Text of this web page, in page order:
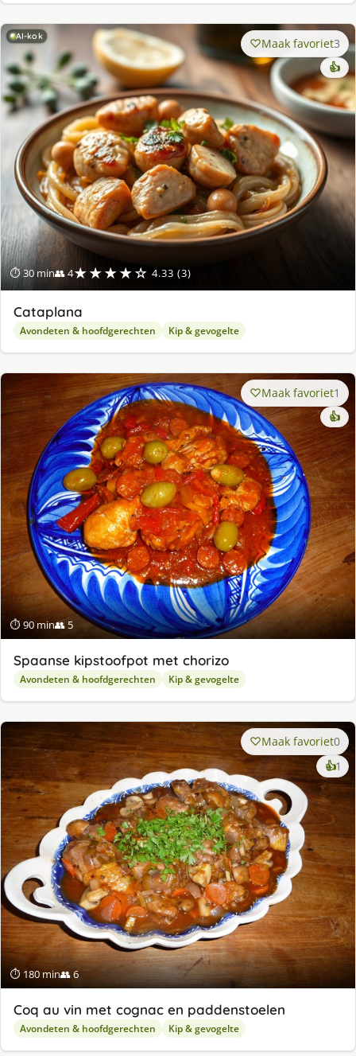
AI-kok
⏱ 30 min👥 4★★★★☆ 4.33 (3)
Maak favoriet3
👍
Cataplana
Avondeten & hoofdgerechten Kip & gevogelte
⏱ 90 min👥 5
Maak favoriet1
👍
Spaanse kipstoofpot met chorizo
Avondeten & hoofdgerechten Kip & gevogelte
⏱ 180 min👥 6
Maak favoriet0
👍1
Coq au vin met cognac en paddenstoelen
Avondeten & hoofdgerechten Kip & gevogelte